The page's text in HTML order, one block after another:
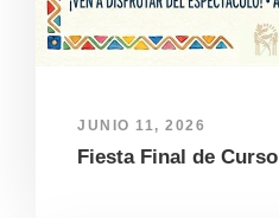
JUNIO 11, 2026
Fiesta Final de Curso